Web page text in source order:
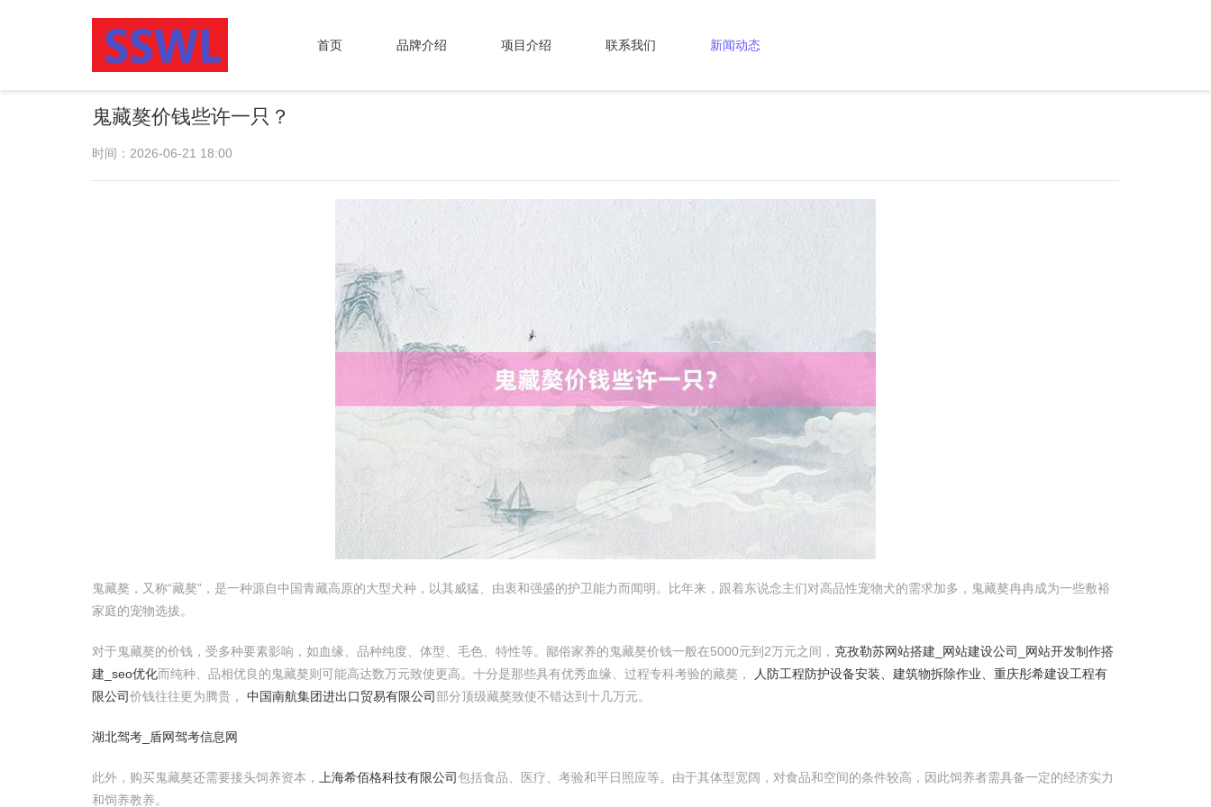
首页 品牌介绍 项目介绍 联系我们 新闻动态
鬼藏獒价钱些许一只？
时间：2026-06-21 18:00
鬼藏獒，又称“藏獒”，是一种源自中国青藏高原的大型犬种，以其威猛、由衷和强盛的护卫能力而闻明。比年来，跟着东说念主们对高品性宠物犬的需求加多，鬼藏獒冉冉成为一些敷裕
家庭的宠物选拔。
对于鬼藏獒的价钱，受多种要素影响，如血缘、品种纯度、体型、毛色、特性等。鄙俗家养的鬼藏獒价钱一般在5000元到2万元之间， 克孜勒苏网站搭建_网站建设公司_网站开发制作搭
建_seo优化而纯种、品相优良的鬼藏獒则可能高达数万元致使更高。十分是那些具有优秀血缘、过程专科考验的藏獒，
人防工程防护设备安装、建筑物拆除作业、重庆彤希建设工程有
限公司价钱往往更为腾贵， 中国南航集团进出口贸易有限公司部分顶级藏獒致使不错达到十几万元。
湖北驾考_盾网驾考信息网
此外，购买鬼藏獒还需要接头饲养资本， 上海希佰格科技有限公司包括食品、医疗、考验和平日照应等。由于其体型宽阔，对食品和空间的条件较高，因此饲养者需具备一定的经济实力
和饲养教养。